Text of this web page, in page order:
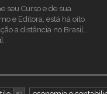
seu Curso e de sua
e Editora, está há oito
a distância no Brasil...
].